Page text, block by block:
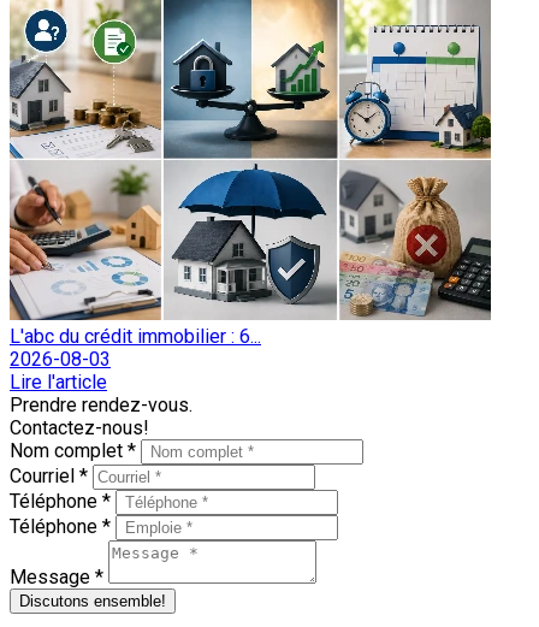
L'abc du crédit immobilier : 6...
2026-08-03
Lire l'article
Prendre rendez-vous.
Contactez-nous!
Nom complet *
Courriel *
Téléphone *
Téléphone *
Message *
Discutons ensemble!